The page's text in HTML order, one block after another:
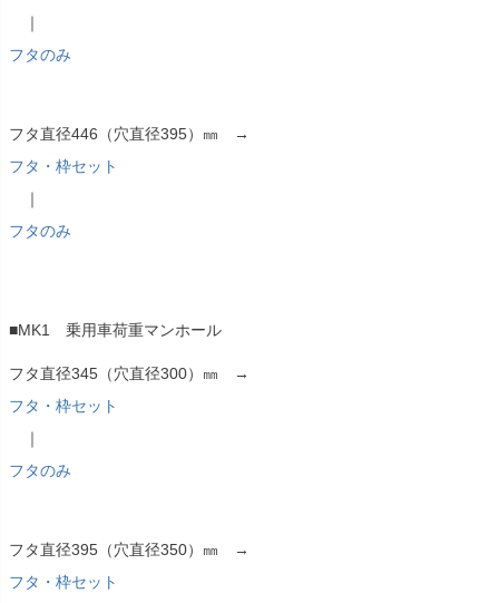
｜
フタのみ
フタ直径446（穴直径395）㎜ →
フタ・枠セット
｜
フタのみ
■MK1 乗用車荷重マンホール
フタ直径345（穴直径300）㎜ →
フタ・枠セット
｜
フタのみ
フタ直径395（穴直径350）㎜ →
フタ・枠セット